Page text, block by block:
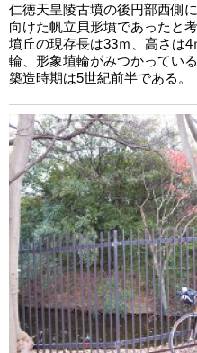
仁徳天皇陵古墳の後円部西側
向けた帆立貝形墳であったと
墳丘の現存長は33ｍ、高さは
輪、形象埴輪がみつかっている
築造時期は5世紀前半である。